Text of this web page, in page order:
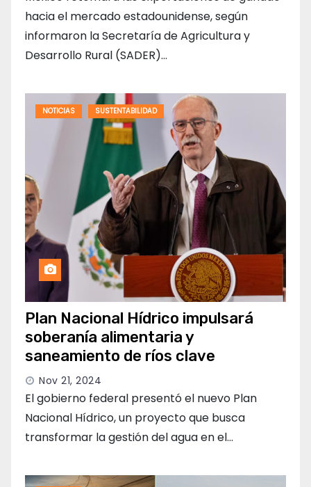
hacia el mercado estadounidense, según
informaron la Secretaría de Agricultura y
Desarrollo Rural (SADER)…
NOTICIAS SUSTENTABILIDAD
Plan Nacional Hídrico impulsará
soberanía alimentaria y
saneamiento de ríos clave
Nov 21, 2024
El gobierno federal presentó el nuevo Plan
Nacional Hídrico, un proyecto que busca
transformar la gestión del agua en el…